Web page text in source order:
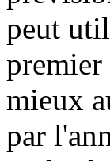
peut
premier
mieux
par